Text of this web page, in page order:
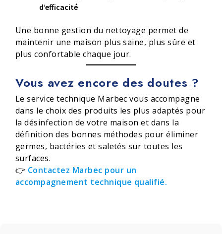
d’efficacité
Une bonne gestion du nettoyage permet de
maintenir une maison plus saine, plus sûre et
plus confortable chaque jour.
Vous avez encore des doutes ?
Le service technique Marbec vous accompagne
dans le choix des produits les plus adaptés pour
la désinfection de votre maison et dans la
définition des bonnes méthodes pour éliminer
germes, bactéries et saletés sur toutes les
surfaces.
👉 Contactez Marbec pour un
accompagnement technique qualifié.